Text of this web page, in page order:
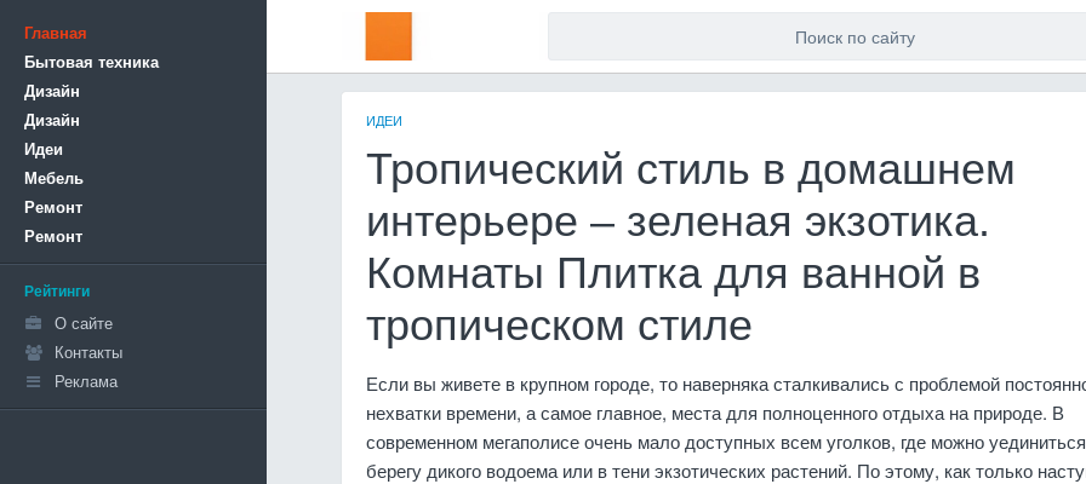
Главная
Бытовая техника
Дизайн
Дизайн
Идеи
Мебель
Ремонт
Ремонт
Рейтинги
О сайте
Контакты
Реклама
ИДЕИ
Тропический стиль в домашнем
интерьере – зеленая экзотика.
Комнаты Плитка для ванной в
тропическом стиле
Если вы живете в крупном городе, то наверняка сталкивались с проблемой
нехватки времени, а самое главное, места для полноценного отдыха на природе. В
современном мегаполисе очень мало доступных всем уголков, где можно
берегу дикого водоема или в тени экзотических растений. По этому, как только